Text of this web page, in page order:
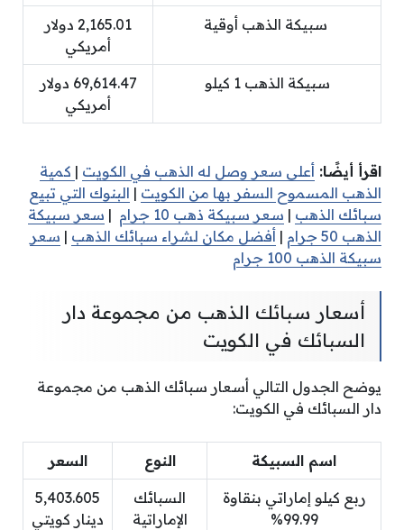
سبيكة الذهب أوقية
2,165.01 دولار
أمريكي
سبيكة الذهب 1 كيلو
69,614.47 دولار
أمريكي
اقرأ أيضًا: أعلى سعر وصل له الذهب في الكويت | كمية
الذهب المسموح السفر بها من الكويت | البنوك التي تبيع
سبائك الذهب | سعر سبيكة ذهب 10 جرام | سعر سبيكة
الذهب 50 جرام
| أفضل مكان لشراء سبائك الذهب | سعر
سبيكة الذهب 100 جرام
أسعار سبائك الذهب من مجموعة دار
السبائك في الكويت
يوضح الجدول التالي أسعار سبائك الذهب من مجموعة
دار السبائك في الكويت:
اسم السبيكة النوع السعر
ربع كيلو إماراتي بنقاوة
99.99%
السبائك
الإماراتية
5,403.605
دينار كويتي